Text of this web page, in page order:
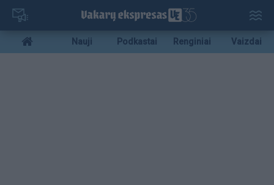
Pereiti
pagrindinį
turinį
Mobile
menu
Nauji Podkastai Renginiai Vaizdai